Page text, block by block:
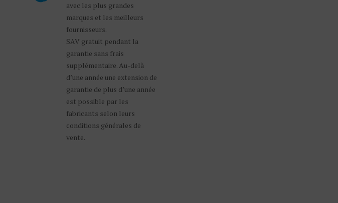
avec les plus grandes
marques et les meilleurs
fournisseurs.
SAV gratuit pendant la
garantie sans frais
supplémentaire. Au-delà
d’une année une extension de
garantie de plus d’une année
est possible par les
fabricants selon leurs
conditions générales de
vente.